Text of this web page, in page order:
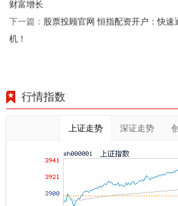
财富增长
下一篇： 股票投顾官网 恒指配资开户：快速
机！
行情指数
上证走势 深证走势